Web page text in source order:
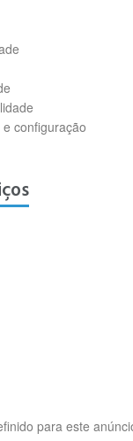
configuração
para este